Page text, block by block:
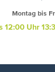
Montag bis
12:00 Uhr